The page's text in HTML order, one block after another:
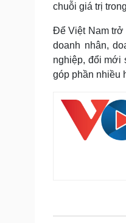
chuỗi giá trị
Để Việt Nam trở
doanh nhân,
nghiệp, đổi mới
góp phần nhiều